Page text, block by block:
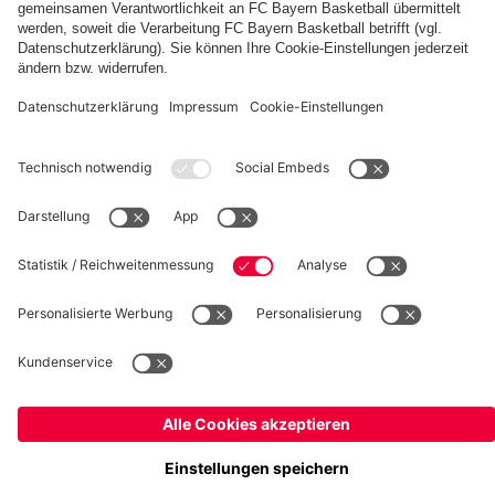
fcbayern.com Basketball Allianz Arena Media Center
Impressum Datenschutz Nutzungsbedingungen
Barrierefreiheit
Kinder- und Jugendschutz
Hinweisgebersystem FAQ Kontakt